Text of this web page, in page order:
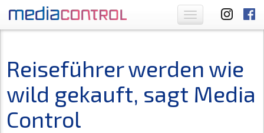
Toggle
navigation
Reiseführer werden wie
wild gekauft, sagt Media
Control